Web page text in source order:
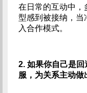
在日常的互动中，
型感到被接纳，当
入合作模式。
2. 如果你自己是回
服，为关系主动做